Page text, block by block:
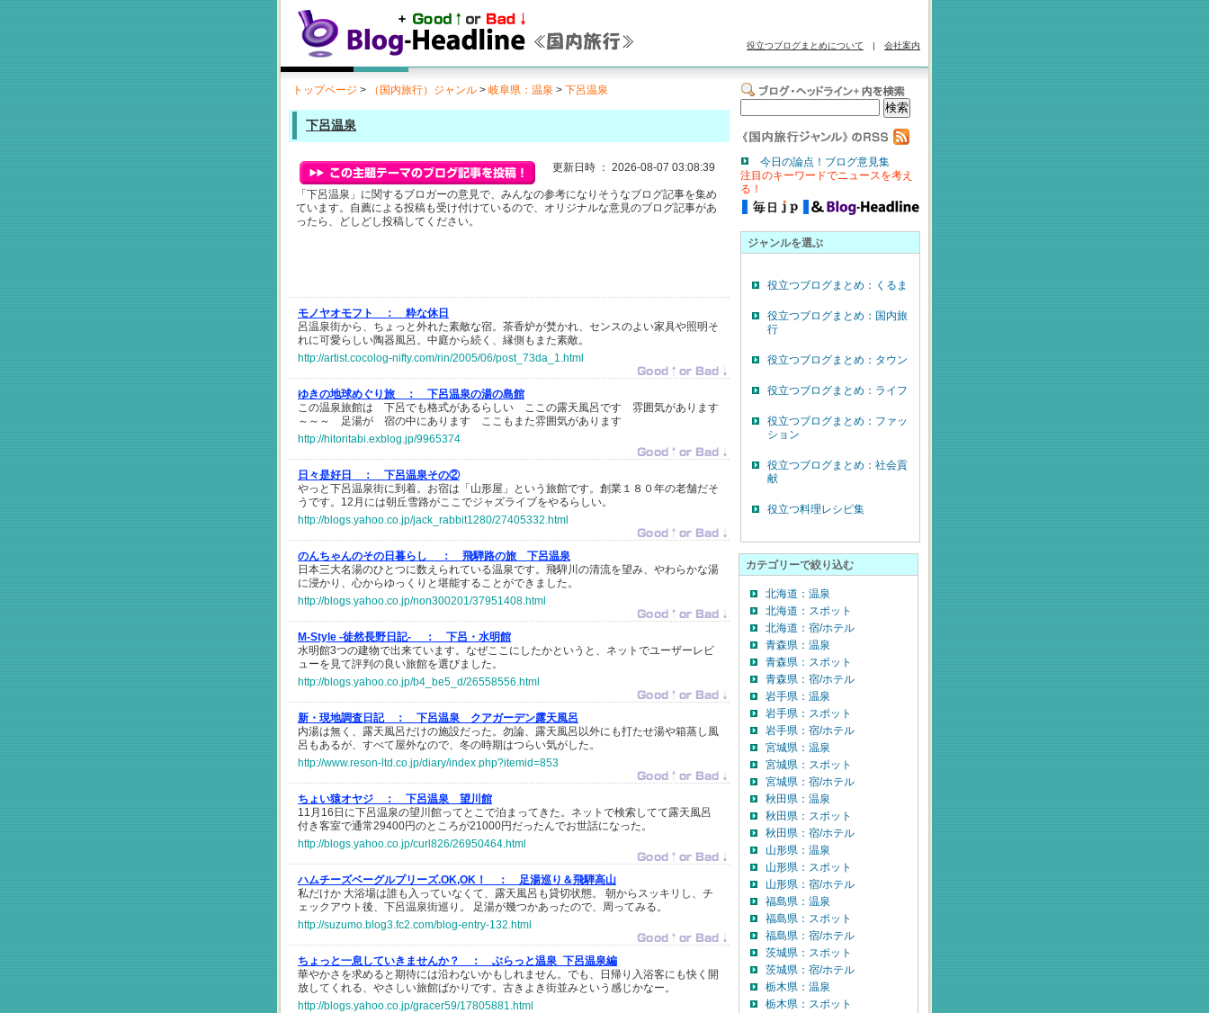
役立つブログまとめについて | 会社案内
トップページ > （国内旅行）ジャンル > 岐阜県：温泉 > 下呂温泉
下呂温泉
更新日時 ： 2026-08-07 03:08:39
「下呂温泉」に関するブロガーの意見で、みんなの参考になりそうなブログ記事を集め
ています。自薦による投稿も受け付けているので、オリジナルな意見のブログ記事があ
ったら、どしどし投稿してください。
モノヤオモフト ：
粋な休日
呂温泉街から、ちょっと外れた素敵な宿。茶香炉が焚かれ、センスのよい家具や照明そ
れに可愛らしい陶器風呂。中庭から続く、縁側もまた素敵。
http://artist.cocolog-nifty.com/rin/2005/06/post_73da_1.html
ゆきの地球めぐり旅 ：
下呂温泉の湯の島館
この温泉旅館は 下呂でも格式があるらしい ここの露天風呂です 雰囲気があります
～～～ 足湯が 宿の中にあります ここもまた雰囲気があります
http://hitoritabi.exblog.jp/9965374
日々是好日 ：
下呂温泉その②
やっと下呂温泉街に到着。お宿は「山形屋」という旅館です。創業１８０年の老舗だそ
うです。12月には朝丘雪路がここでジャズライブをやるらしい。
http://blogs.yahoo.co.jp/jack_rabbit1280/27405332.html
のんちゃんのその日暮らし ：
飛騨路の旅 下呂温泉
日本三大名湯のひとつに数えられている温泉です。飛騨川の清流を望み、やわらかな湯
に浸かり、心からゆっくりと堪能することができました。
http://blogs.yahoo.co.jp/non300201/37951408.html
M-Style -徒然長野日記- ：
下呂・水明館
水明館3つの建物で出来ています。なぜここにしたかというと、ネットでユーザーレビ
ューを見て評判の良い旅館を選びました。
http://blogs.yahoo.co.jp/b4_be5_d/26558556.html
新・現地調査日記 ：
下呂温泉 クアガーデン露天風呂
内湯は無く、露天風呂だけの施設だった。勿論、露天風呂以外にも打たせ湯や箱蒸し風
呂もあるが、すべて屋外なので、冬の時期はつらい気がした。
http://www.reson-ltd.co.jp/diary/index.php?itemid=853
ちょい猿オヤジ ：
下呂温泉 望川館
11月16日に下呂温泉の望川館ってとこで泊まってきた。ネットで検索してて露天風呂
付き客室で通常29400円のところが21000円だったんでお世話になった。
http://blogs.yahoo.co.jp/curl826/26950464.html
ハムチーズベーグルプリーズ.OK,OK！ ：
足湯巡り＆飛騨高山
私だけか 大浴場は誰も入っていなくて、露天風呂も貸切状態。 朝からスッキリし、チ
ェックアウト後、下呂温泉街巡り。 足湯が幾つかあったので、周ってみる。
http://suzumo.blog3.fc2.com/blog-entry-132.html
ちょっと一息していきませんか？ ：
ぶらっと温泉_下呂温泉編
華やかさを求めると期待には沿わないかもしれません。でも、日帰り入浴客にも快く開
放してくれる、やさしい旅館ばかりです。古きよき街並みという感じかなー。
http://blogs.yahoo.co.jp/gracer59/17805881.html
今日の論点！ブログ意見集
注目のキーワードでニュースを考え
る！
ジャンルを選ぶ
役立つブログまとめ：くるま
役立つブログまとめ：国内旅
行
役立つブログまとめ：タウン
役立つブログまとめ：ライフ
役立つブログまとめ：ファッ
ション
役立つブログまとめ：社会貢
献
役立つ料理レシピ集
カテゴリーで絞り込む
北海道：温泉
北海道：スポット
北海道：宿/ホテル
青森県：温泉
青森県：スポット
青森県：宿/ホテル
岩手県：温泉
岩手県：スポット
岩手県：宿/ホテル
宮城県：温泉
宮城県：スポット
宮城県：宿/ホテル
秋田県：温泉
秋田県：スポット
秋田県：宿/ホテル
山形県：温泉
山形県：スポット
山形県：宿/ホテル
福島県：温泉
福島県：スポット
福島県：宿/ホテル
茨城県：スポット
茨城県：宿/ホテル
栃木県：温泉
栃木県：スポット